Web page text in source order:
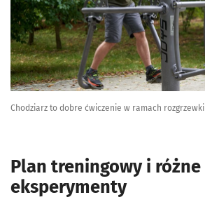
Chodziarz to dobre ćwiczenie w ramach rozgrzewki
Plan treningowy i różne
eksperymenty